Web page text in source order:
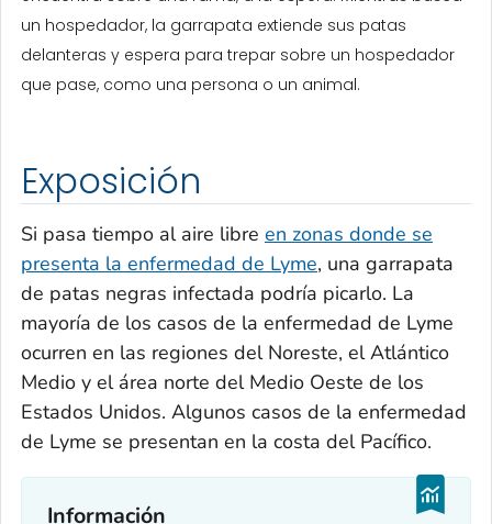
un hospedador, la garrapata extiende sus patas
delanteras y espera para trepar sobre un hospedador
que pase, como una persona o un animal.
Exposición
Si pasa tiempo al aire libre en zonas donde se
presenta la enfermedad de Lyme, una garrapata
de patas negras infectada podría picarlo. La
mayoría de los casos de la enfermedad de Lyme
ocurren en las regiones del Noreste, el Atlántico
Medio y el área norte del Medio Oeste de los
Estados Unidos. Algunos casos de la enfermedad
de Lyme se presentan en la costa del Pacífico.
Información